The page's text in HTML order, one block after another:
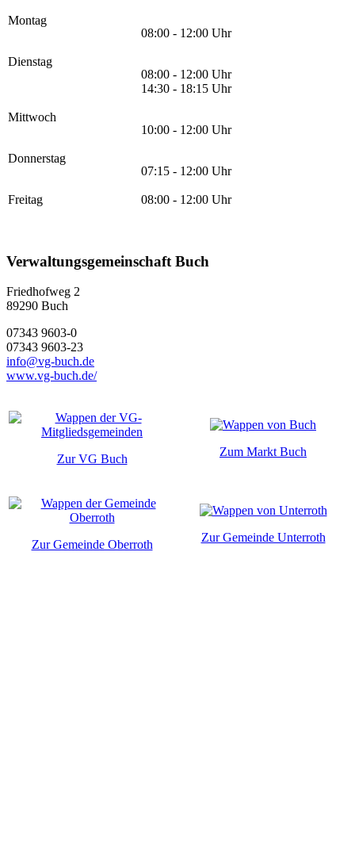
Montag
08:00 - 12:00 Uhr
Dienstag
08:00 - 12:00 Uhr
14:30 - 18:15 Uhr
Mittwoch
10:00 - 12:00 Uhr
Donnerstag
07:15 - 12:00 Uhr
Freitag 08:00 - 12:00 Uhr
Verwaltungsgemeinschaft Buch
Friedhofweg 2
89290 Buch
07343 9603-0
07343 9603-23
info@vg-buch.de
www.vg-buch.de/
Zur VG Buch
Zum Markt Buch
Zur Gemeinde Oberroth
Zur Gemeinde Unterroth